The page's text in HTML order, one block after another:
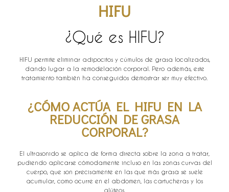
HIFU
¿Qué es HIFU?
HIFU permite eliminar adipocitos y cúmulos de grasa localizados,
dando lugar a la remodelación corporal. Pero además, este
tratamiento también ha conseguidos demostrar ser muy efectivo.
¿CÓMO ACTÚA EL HIFU EN LA
REDUCCIÓN DE GRASA
CORPORAL?
El ultrasonido se aplica de forma directa sobre la zona a tratar,
pudiendo aplicarse cómodamente incluso en las zonas curvas del
cuerpo, que son precisamente en las que más grasa se suele
acumular, como ocurre en el abdomen, las cartucheras y los
glúteos.